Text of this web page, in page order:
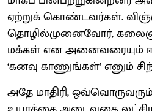
ஏற்றுக் கொண்டவர்கள்.
தொழில்முனைவோர்,
மக்கள் என அனைவரையும்
‘கனவு காணுங்கள்’ எனும்
அதே மாதிரி,